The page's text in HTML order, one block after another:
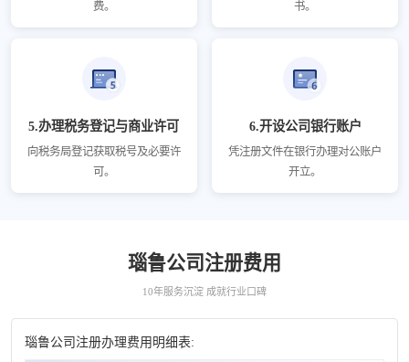
费。
书。
5.办理税务登记与商业许可
向税务局登记获取税号及必要许
可。
6.开设公司银行账户
凭注册文件在银行办理对公账户
开立。
瑙鲁公司注册费用
10年服务沉淀 成就行业口碑
瑙鲁公司注册办理费用明细表: